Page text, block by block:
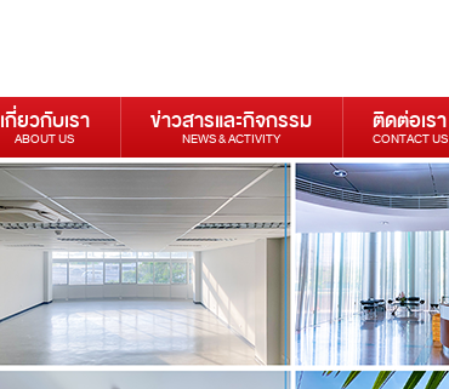
เกี่ยวกับเรา
ABOUT US
ข่าวสารและกิจกรรม
NEWS & ACTIVITY
ติดต่อเรา
CONTACT US